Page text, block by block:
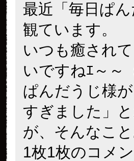
最近「毎日ぱ
観ています。
いつも癒され
いですねｴ～～
ぱんだうじ様
すぎました」
が、そんなこ
1枚1枚のコメ